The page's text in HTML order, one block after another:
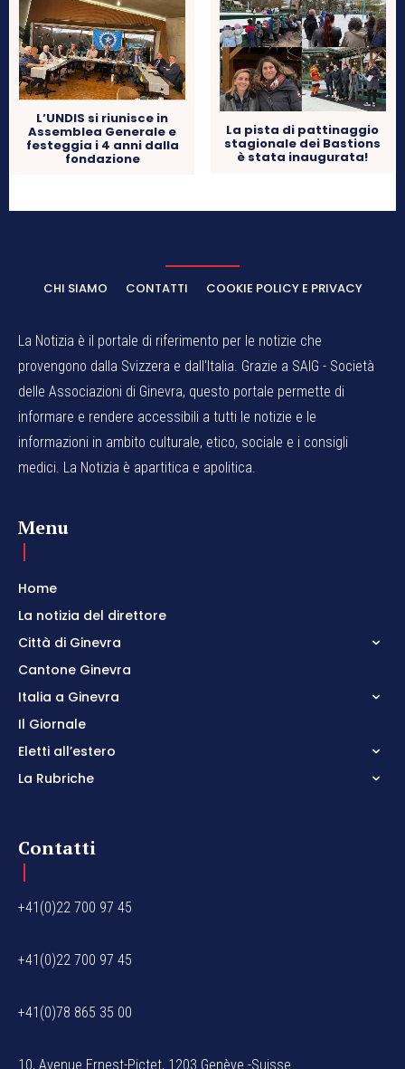
L’UNDIS si riunisce in
Assemblea Generale e
festeggia i 4 anni dalla
fondazione
La pista di pattinaggio
stagionale dei Bastions
è stata inaugurata!
CHI SIAMO CONTATTI COOKIE POLICY E PRIVACY
La Notizia è il portale di riferimento per le notizie che
provengono dalla Svizzera e dall'Italia. Grazie a SAIG - Società
delle Associazioni di Ginevra, questo portale permette di
informare e rendere accessibili a tutti le notizie e le
informazioni in ambito culturale, etico, sociale e i consigli
medici. La Notizia è apartitica e apolitica.
Menu
Home
La notizia del direttore
Città di Ginevra
Cantone Ginevra
Italia a Ginevra
Il Giornale
Eletti all’estero
La Rubriche
Contatti
+41(0)22 700 97 45
+41(0)22 700 97 45
+41(0)78 865 35 00
10, Avenue Ernest-Pictet, 1203 Genève -Suisse